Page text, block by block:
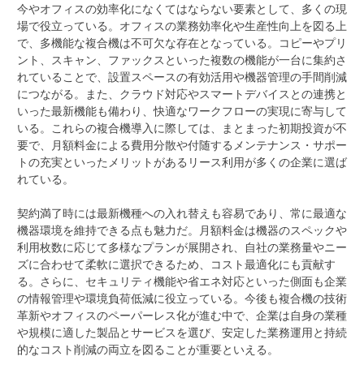
今やオフィスの効率化になくてはならない要素として、多くの現
場で役立っている。オフィスの業務効率化や生産性向上を図る上
で、多機能な複合機は不可欠な存在となっている。コピーやプリ
ント、スキャン、ファックスといった複数の機能が一台に集約さ
れていることで、設置スペースの有効活用や機器管理の手間削減
につながる。また、クラウド対応やスマートデバイスとの連携と
いった最新機能も備わり、快適なワークフローの実現に寄与して
いる。これらの複合機導入に際しては、まとまった初期投資が不
要で、月額料金による費用分散や付随するメンテナンス・サポー
トの充実といったメリットがあるリース利用が多くの企業に選ば
れている。
契約満了時には最新機種への入れ替えも容易であり、常に最適な
機器環境を維持できる点も魅力だ。月額料金は機器のスペックや
利用枚数に応じて多様なプランが展開され、自社の業務量やニー
ズに合わせて柔軟に選択できるため、コスト最適化にも貢献す
る。さらに、セキュリティ機能や省エネ対応といった側面も企業
の情報管理や環境負荷低減に役立っている。今後も複合機の技術
革新やオフィスのペーパーレス化が進む中で、企業は自身の業種
や規模に適した製品とサービスを選び、安定した業務運用と持続
的なコスト削減の両立を図ることが重要といえる。